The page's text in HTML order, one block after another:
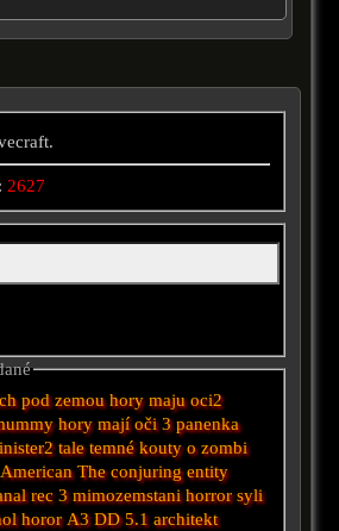
2627
pod zemou hory maju oci2
hory mají oči 3 panenka
tale temné kouty o zombi
American The conjuring entity
rec 3 mimozemstani horror syli
horor A3 DD 5.1 architekt